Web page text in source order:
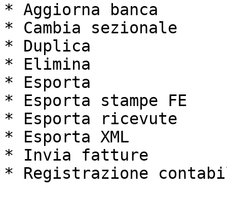
* Aggiorna banca
* Cambia sezionale
* Duplica
* Elimina
* Esporta
* Esporta stampe FE
* Esporta ricevute
* Esporta XML
* Invia fatture
* Registrazione